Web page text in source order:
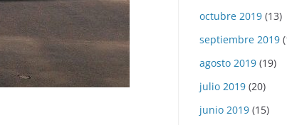
octubre 2019 (13)
septiembre 2019
agosto 2019 (19)
julio 2019 (20)
junio 2019 (15)